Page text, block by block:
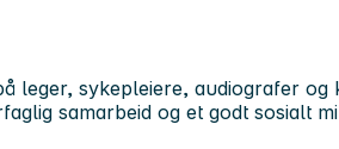
leger, sykepleiere, audiografer og
samarbeid og et godt sosialt